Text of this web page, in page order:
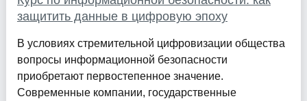
защитить данные в цифровую эпоху
В условиях стремительной цифровизации общества
вопросы информационной безопасности
приобретают первостепенное значение.
Современные компании, государственные